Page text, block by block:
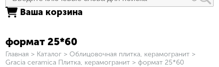
Ваша корзина
формат 25*60
Вы здесь
Главная > Каталог > Облицовочная плитка, керамогранит >
Gracia ceramica Плитка, керамогранит > формат 25*60